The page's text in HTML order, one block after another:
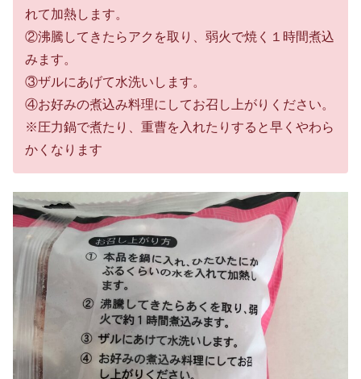
れて加熱します。
②沸騰してきたらアクを取り、弱火で焼く１時間煮込
みます。
③ザルにあげて水洗いします。
④お好みの煮込み料理にしてお召し上がりください。
※圧力鍋で煮たり、重曹を入れたりすると早くやわら
かくなります